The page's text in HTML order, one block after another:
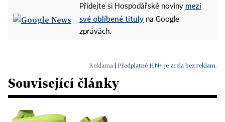
Přidejte si Hospodářské noviny mezi
své oblíbené tituly na Google
zprávách.
Předplatné HN+ je zcela bez reklam.
Související články